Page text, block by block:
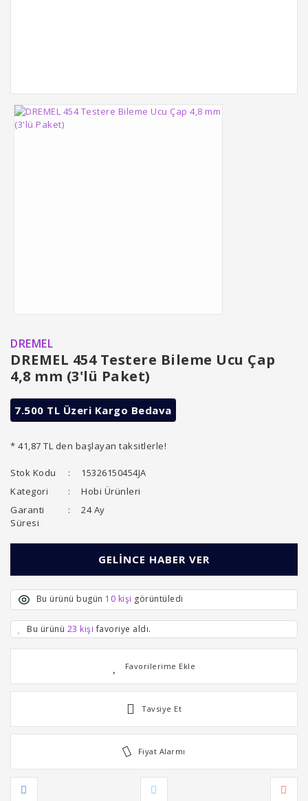
DREMEL
DREMEL 454 Testere Bileme Ucu Çap
4,8 mm (3'lü Paket)
7.500 TL Üzeri Kargo Bedava
* 41,87 TL den başlayan taksitlerle!
Stok Kodu
15326150454JA
Kategori
Hobi Ürünleri
Garanti
Süresi
24 Ay
GELİNCE HABER VER
Bu ürünü bugün 10 kişi görüntüledi
Bu ürünü 23 kişi favoriye aldı.
Tavsiye Et
Fiyat Alarmı